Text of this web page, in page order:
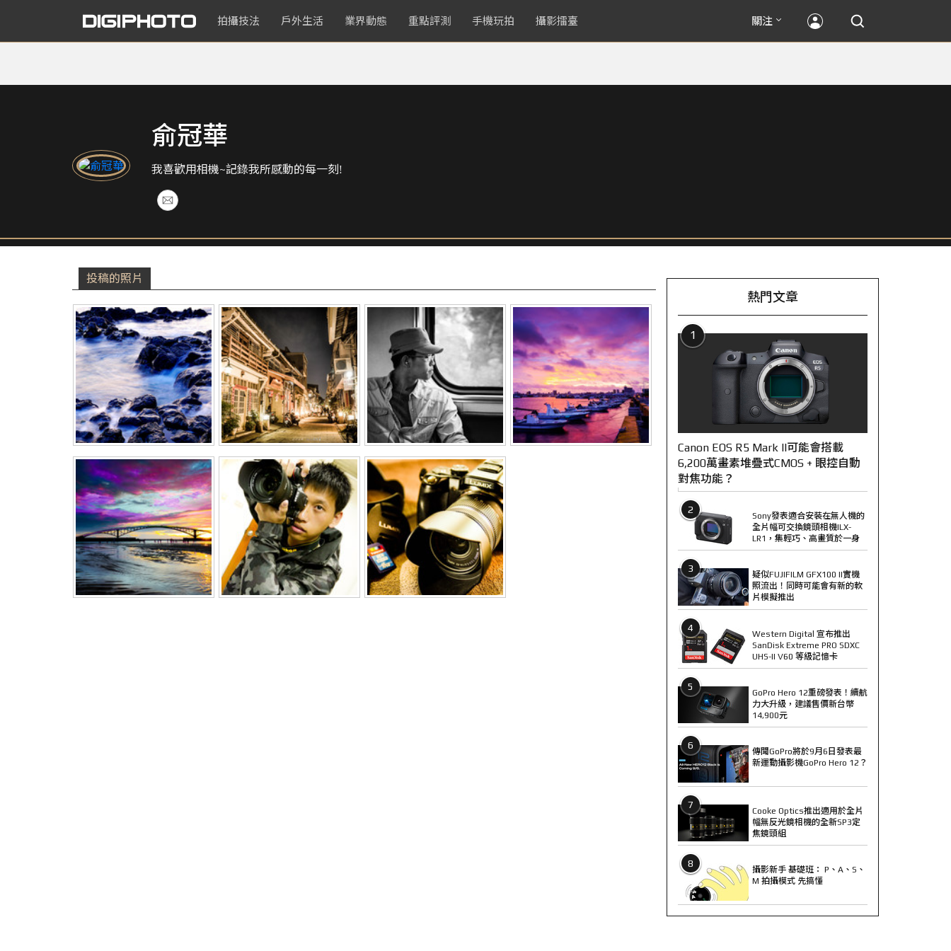
拍攝技法 戶外生活 業界動態 重點評測 手機玩拍 攝影擂臺 關注
俞冠華
我喜歡用相機~記錄我所感動的每一刻!
投稿的照片
熱門文章
1
Canon EOS R5 Mark II可能會搭載
6,200萬畫素堆疊式CMOS + 眼控自動
對焦功能？
2
Sony發表適合安裝在無人機的
全片幅可交換鏡頭相機ILX-
LR1，集輕巧、高畫質於一身
3
疑似FUJIFILM GFX100 II實機
照流出！同時可能會有新的軟
片模擬推出
4
Western Digital 宣布推出
SanDisk Extreme PRO SDXC
UHS-II V60 等級記憶卡
5
GoPro Hero 12重磅發表！續航
力大升級，建議售價新台幣
14,900元
6
傳聞GoPro將於9月6日發表最
新運動攝影機GoPro Hero 12？
7
Cooke Optics推出適用於全片
幅無反光鏡相機的全新SP3定
焦鏡頭組
8
攝影新手 基礎班： P、A、S、
M 拍攝模式 先搞懂